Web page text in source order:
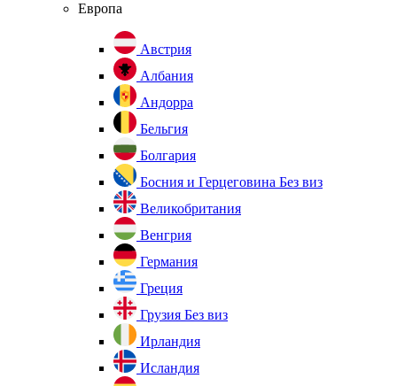
Европа
Австрия
Албания
Андорра
Бельгия
Болгария
Босния и Герцеговина Без виз
Великобритания
Венгрия
Германия
Греция
Грузия Без виз
Ирландия
Исландия